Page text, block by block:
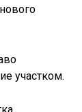
участком.